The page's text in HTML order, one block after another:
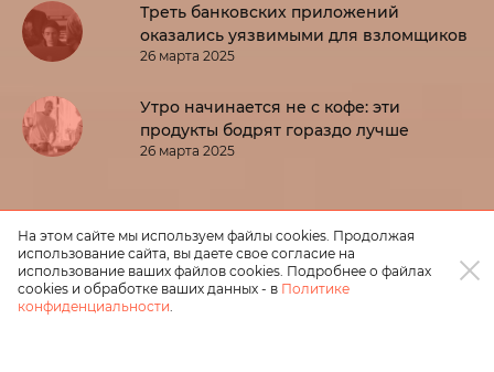
Треть банковских приложений
оказались уязвимыми для взломщиков
26 марта 2025
Утро начинается не с кофе: эти
продукты бодрят гораздо лучше
26 марта 2025
На этом сайте мы используем файлы cookies. Продолжая
использование сайта, вы даете свое согласие на
использование ваших файлов cookies. Подробнее о файлах
cookies и обработке ваших данных - в Политике
конфиденциальности.